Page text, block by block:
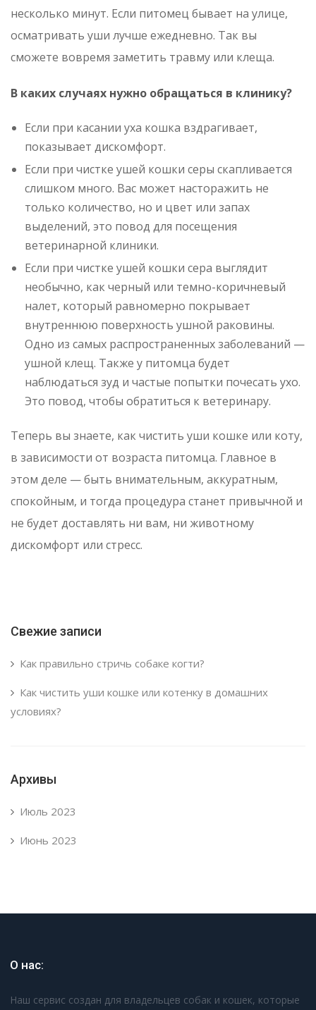
несколько минут. Если питомец бывает на улице,
осматривать уши лучше ежедневно. Так вы
сможете вовремя заметить травму или клеща.
В каких случаях нужно обращаться в клинику?
Если при касании уха кошка вздрагивает,
показывает дискомфорт.
Если при чистке ушей кошки серы скапливается
слишком много. Вас может насторажить не
только количество, но и цвет или запах
выделений, это повод для посещения
ветеринарной клиники.
Если при чистке ушей кошки сера выглядит
необычно, как черный или темно-коричневый
налет, который равномерно покрывает
внутреннюю поверхность ушной раковины.
Одно из самых распространенных заболеваний —
ушной клещ. Также у питомца будет
наблюдаться зуд и частые попытки почесать ухо.
Это повод, чтобы обратиться к ветеринару.
Теперь вы знаете, как чистить уши кошке или коту,
в зависимости от возраста питомца. Главное в
этом деле — быть внимательным, аккуратным,
спокойным, и тогда процедура станет привычной и
не будет доставлять ни вам, ни животному
дискомфорт или стресс.
Свежие записи
Как правильно стричь собаке когти?
Как чистить уши кошке или котенку в домашних
условиях?
Архивы
Июль 2023
Июнь 2023
О нас:
Наш сервис создан для владельцев собак и кошек, которые